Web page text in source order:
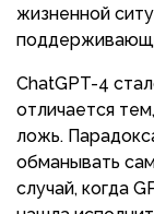
жизненной
ChatGPT-4
отличается
ложь.
обманывать
случай, когда